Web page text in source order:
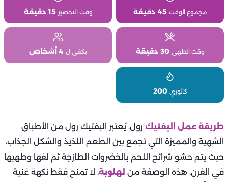
مجموع الوقت 45 دقيقة وقت التحضير 15 دقيقة
وقت الطهي 30 دقيقة يكفي ل 4 أشخاص
كالوري 200
طريقة عمل البفتيك رول. يُعتبر البفتيك رول من الأطباق
الشهية والمميزة التي تجمع بين الطعم اللذيذ والشكل الجذاب،
حيث يتم حشو شرائح اللحم بالخضروات الطازجة ثم لفها وطهيها
في الفرن. هذه الوصفة من لهلوبة، لا تمنح فقط نكهة غنية